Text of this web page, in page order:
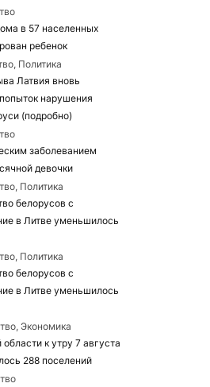
в 57 населенных
ребенок
Политика
Латвия вновь
нарушения
(подробно)
заболеванием
девочки
Политика
белорусов с
в Литве уменьшилось
Политика
белорусов с
в Литве уменьшилось
Экономика
к утру 7 августа
288 поселений